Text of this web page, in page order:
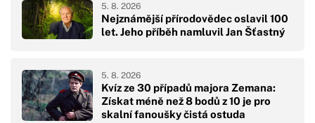
Nejznámější přírodovědec oslavil 100
let. Jeho příběh namluvil Jan Šťastný
5. 8. 2026
Kvíz ze 30 případů majora Zemana:
Získat méně než 8 bodů z 10 je pro
skalní fanoušky čistá ostuda
5. 8. 2026